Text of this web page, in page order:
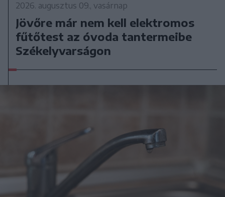
2026. augusztus 09., vasárnap
Jövőre már nem kell elektromos
fűtőtest az óvoda tantermeibe
Székelyvarságon